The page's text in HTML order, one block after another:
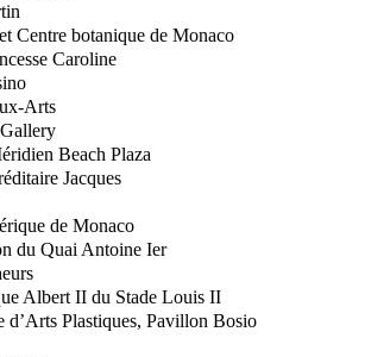
Centre botanique de Monaco
Caroline
Arts
Beach Plaza
Jacques
de Monaco
du Quai Antoine Ier
Albert II du Stade Louis II
d’Arts Plastiques, Pavillon Bosio